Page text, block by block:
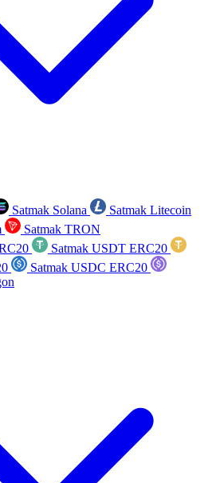
Satmak Solana
Satmak Litecoin
Satmak TRON
Satmak USDT ERC20
Satmak USDC ERC20